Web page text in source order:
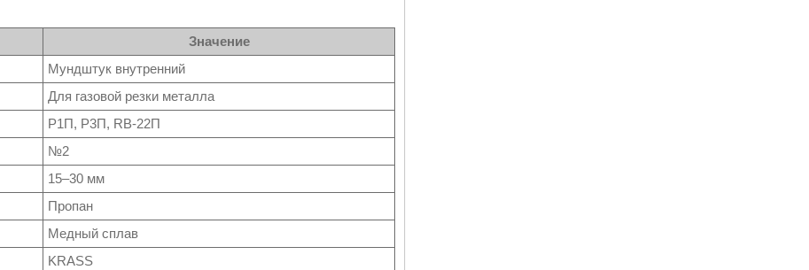
Значение
Мундштук внутренний
Для газовой резки металла
Р1П, Р3П, RB-22П
№2
15–30 мм
Пропан
Медный сплав
KRASS